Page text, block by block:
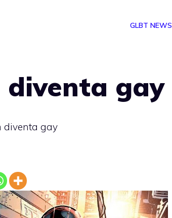
GLBT NEWS
diventa gay
diventa gay